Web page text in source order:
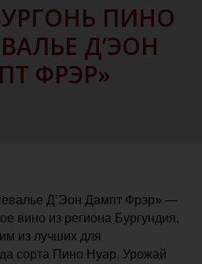
ПИНО
Д’ЭОН
ФРЭР»
Д’Эон Дампт Фрэр» —
вино из региона Бургундия,
из лучших для
сорта Пино Нуар. Урожай